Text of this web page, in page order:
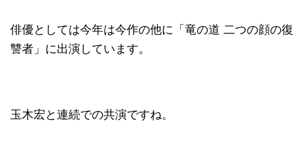
俳優としては今年は今作の他に「竜の道 二つの顔の復
讐者」に出演しています。
玉木宏と連続での共演ですね。